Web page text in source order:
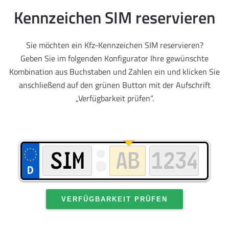
Kennzeichen SIM reservieren
Sie möchten ein Kfz-Kennzeichen SIM reservieren?
Geben Sie im folgenden Konfigurator Ihre gewünschte
Kombination aus Buchstaben und Zahlen ein und klicken Sie
anschließend auf den grünen Button mit der Aufschrift
„Verfügbarkeit prüfen“.
VERFÜGBARKEIT PRÜFEN